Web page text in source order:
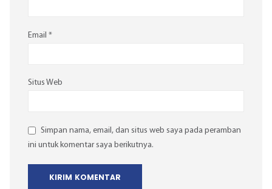
Email *
Situs Web
Simpan nama, email, dan situs web saya pada peramban
ini untuk komentar saya berikutnya.